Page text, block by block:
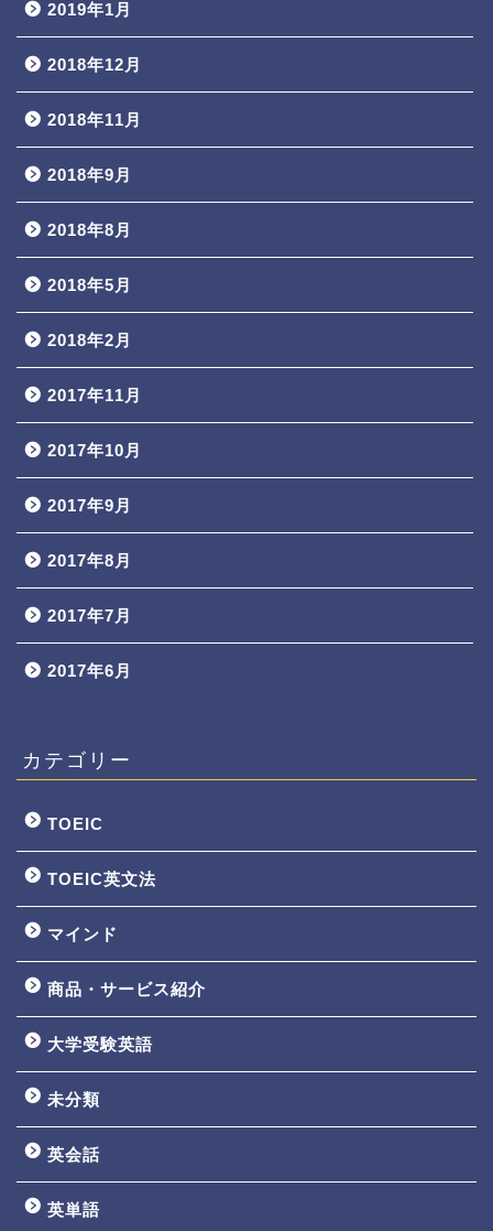
2019年1月
2018年12月
2018年11月
2018年9月
2018年8月
2018年5月
2018年2月
2017年11月
2017年10月
2017年9月
2017年8月
2017年7月
2017年6月
カテゴリー
TOEIC
TOEIC英文法
マインド
商品・サービス紹介
大学受験英語
未分類
英会話
英単語
TOEIC3ヵ月で800点講座